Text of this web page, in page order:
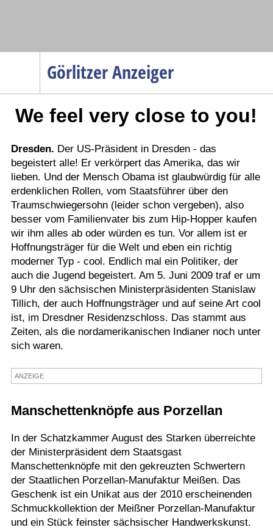
Görlitzer Anzeiger
Menüpunkte
Politik
Gesellschaft
Wirtschaft
Service
Verkehr
Gesundheit
Kultur
Sport
Termine
Kostenlos
We feel very close to you!
Dresden. Der US-Präsident in Dresden - das
begeistert alle! Er verkörpert das Amerika, das wir
lieben. Und der Mensch Obama ist glaubwürdig für alle
erdenklichen Rollen, vom Staatsführer über den
Traumschwiegersohn (leider schon vergeben), also
besser vom Familienvater bis zum Hip-Hopper kaufen
wir ihm alles ab oder würden es tun. Vor allem ist er
Hoffnungsträger für die Welt und eben ein richtig
moderner Typ - cool. Endlich mal ein Politiker, der
auch die Jugend begeistert. Am 5. Juni 2009 traf er um
9 Uhr den sächsischen Ministerpräsidenten Stanislaw
Tillich, der auch Hoffnungsträger und auf seine Art cool
ist, im Dresdner Residenzschloss. Das stammt aus
Zeiten, als die nordamerikanischen Indianer noch unter
sich waren.
ANZEIGE
Manschettenknöpfe aus Porzellan
In der Schatzkammer August des Starken überreichte
der Ministerpräsident dem Staatsgast
Manschettenknöpfe mit den gekreuzten Schwertern
der Staatlichen Porzellan-Manufaktur Meißen. Das
Geschenk ist ein Unikat aus der 2010 erscheinenden
Schmuckkollektion der Meißner Porzellan-Manufaktur
und ein Stück feinster sächsischer Handwerkskunst.